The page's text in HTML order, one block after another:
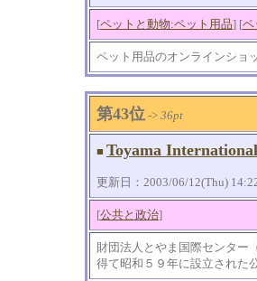
[ペットと動物:ペット用品] [ペ
ペット用品のオンラインショ
第43位-> 36pt
■ Toyama
更新日：2003/06/12(Thu)
[公共と政治]
財団法人とやま国際センター
得て昭和５９年に設立された